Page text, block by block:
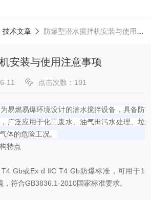
技术文章 防爆型潜水搅拌机安装与使用注意事项
安装与使用注意事项
11 点击次数：181
易燃易爆环境设计的潜水搅拌设备，具备防
广泛应用于化工废水、油气田污水处理、垃
体的危险工况。
特点
T4 Gb‌或‌Ex d ⅡC T4 Gb‌防爆标准，可用于1
，符合GB3836.1-2010国家标准要求。